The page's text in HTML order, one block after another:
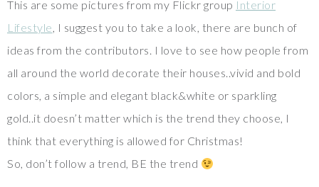
This are some pictures from my Flickr group Interior
Lifestyle, I suggest you to take a look, there are bunch of
ideas from the contributors. I love to see how people from
all around the world decorate their houses..vivid and bold
colors, a simple and elegant black&white or sparkling
gold..it doesn’t matter which is the trend they choose, I
think that everything is allowed for Christmas!
So, don’t follow a trend, BE the trend